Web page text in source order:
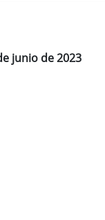
junio de 2023